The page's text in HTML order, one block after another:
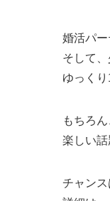
婚活パー
そして、
ゆっくり
もちろ
楽しい話
チャン